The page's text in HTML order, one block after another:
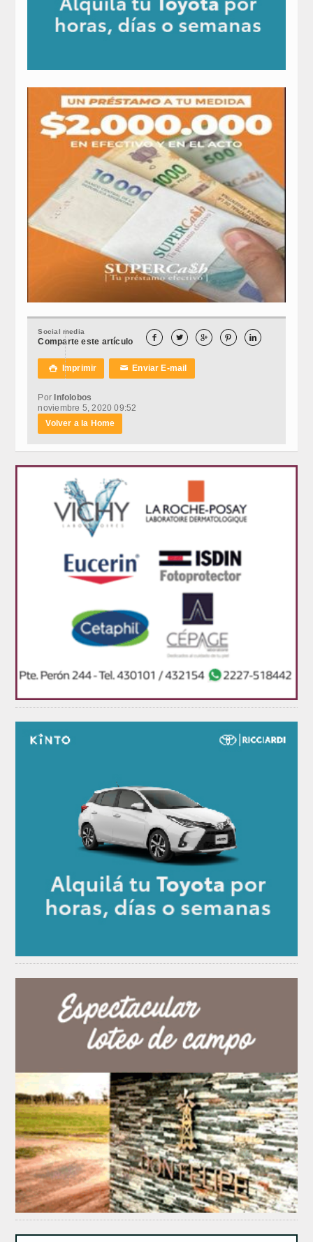
Social media
Comparte este artículo     
 Imprimir ✉Enviar E-mail
PorInfolobos
noviembre 5, 2020 09:52
Volver a la Home